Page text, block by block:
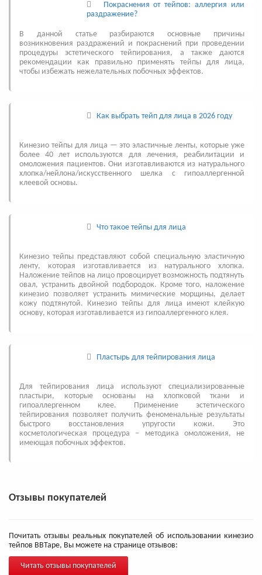
Покраснения от тейпов: аллергия или
раздражение?
В данной статье разбираются основные причины
возникновения раздражений и покраснений при проведении
процедуры эстетического тейпирования, а также даются
рекомендации как правильно применять тейпы для лица,
чтобы избежать нежелательных побочных эффектов.
Как выбрать тейп для лица в 2026 году
Кинезио тейпы для лица — это эластичные ленты, которые уже
более 40 лет используются для лечения, реабилитации и
омоложения пациентов. Они изготавливаются из натурального
хлопка/нейлона/искусственного шелка с гипоаллергенной
клеевой основы.
Что такое тейпы для лица
Кинезио тейпы представляют собой специальную эластичную
ленту, которая изготавливается из натурального хлопка.
Наложение тейпов на лицо провоцирует возможность подтянуть
овал, устранить двойной подбородок. Кроме того, наложение
кинезио позволяет устранить мимические морщины, делает
кожу подтянутой. Кинезио тейпы для лица имеют клейкую
основу, которая изготавливается из гипоаллергенного клея.
Пластырь для тейпирования лица
Для тейпирования лица используют специализированные
пластыри, которые основаны на хлопковой ткани и
гипоаллергенном клее. Применение эстетического
тейпирования позволяет получить феноменальные результаты
быстрого восстановления упругости кожи. Это
косметологическая процедура – методика омоложения, не
имеющая побочных эффектов.
Отзывы покупателей
Почитать отзывы реальных покупателей об использовании кинезио
тейпов BBTape, Вы можете на странице отзывов:
Читать отзывы покупателей